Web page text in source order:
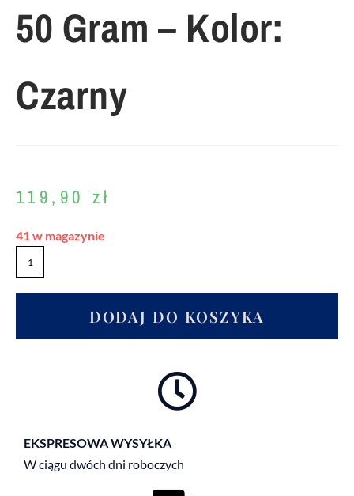
50 Gram – Kolor:
Czarny
119,90 zł
41 w magazynie
DODAJ DO KOSZYKA
EKSPRESOWA WYSYŁKA
W ciągu dwóch dni roboczych